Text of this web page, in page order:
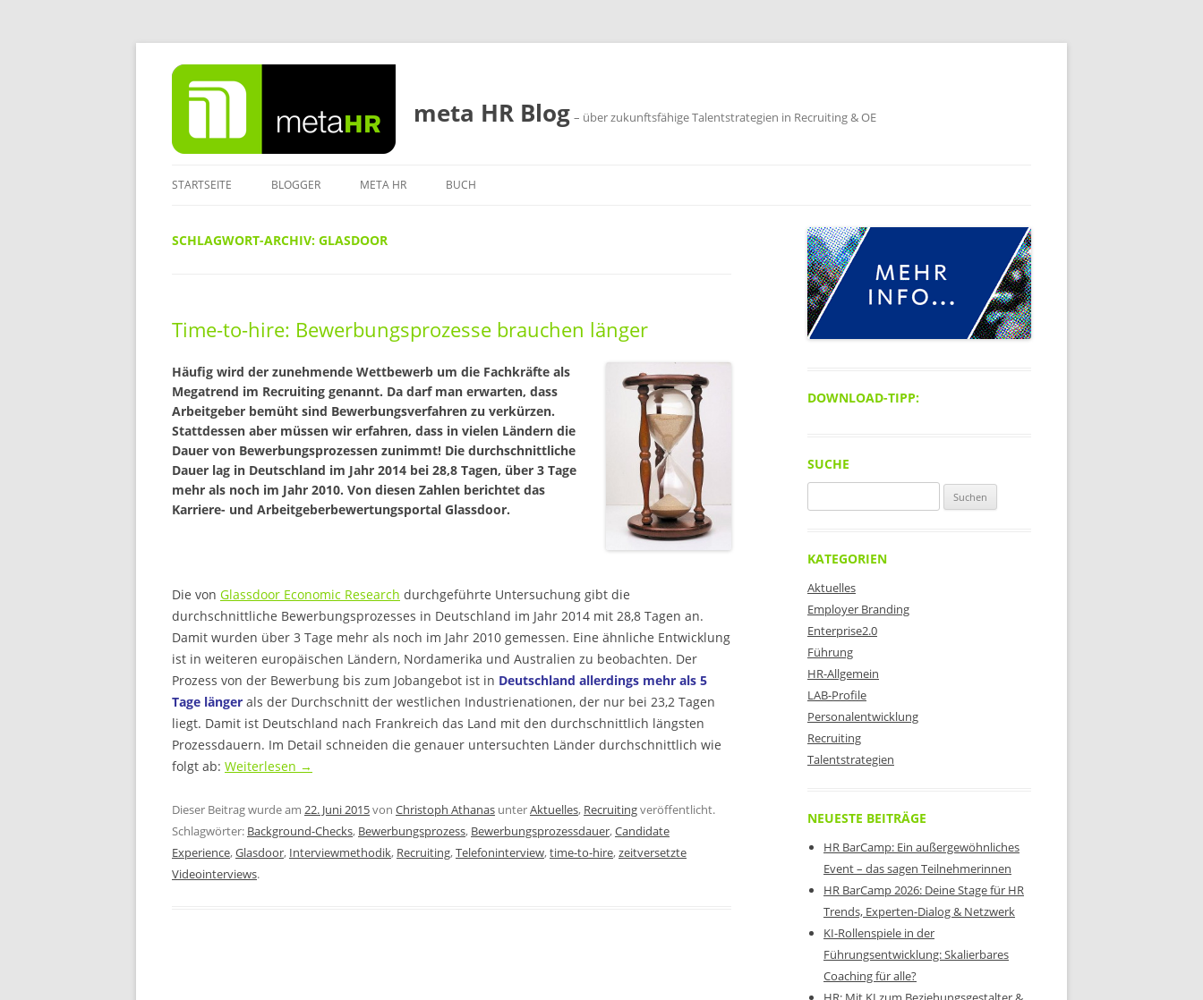
Zum
Inhalt
springen
meta HR Blog – über zukunftsfähige Talentstrategien in Recruiting & OE
STARTSEITE BLOGGER META HR BUCH
SCHLAGWORT-ARCHIV: GLASDOOR
Time-to-hire: Bewerbungsprozesse brauchen länger
Häufig wird der zunehmende Wettbewerb um die Fachkräfte als
Megatrend im Recruiting genannt. Da darf man erwarten, dass
Arbeitgeber bemüht sind Bewerbungsverfahren zu verkürzen.
Stattdessen aber müssen wir erfahren, dass in vielen Ländern die
Dauer von Bewerbungsprozessen zunimmt! Die durchschnittliche
Dauer lag in Deutschland im Jahr 2014 bei 28,8 Tagen, über 3 Tage
mehr als noch im Jahr 2010. Von diesen Zahlen berichtet das
Karriere- und Arbeitgeberbewertungsportal Glassdoor.
Die von Glassdoor Economic Research durchgeführte Untersuchung gibt die
durchschnittliche Bewerbungsprozesses in Deutschland im Jahr 2014 mit 28,8 Tagen an.
Damit wurden über 3 Tage mehr als noch im Jahr 2010 gemessen. Eine ähnliche Entwicklung
ist in weiteren europäischen Ländern, Nordamerika und Australien zu beobachten. Der
Prozess von der Bewerbung bis zum Jobangebot ist in Deutschland allerdings mehr als 5
Tage länger als der Durchschnitt der westlichen Industrienationen, der nur bei 23,2 Tagen
liegt. Damit ist Deutschland nach Frankreich das Land mit den durchschnittlich längsten
Prozessdauern. Im Detail schneiden die genauer untersuchten Länder durchschnittlich wie
folgt ab: Weiterlesen →
Dieser Beitrag wurde am 22. Juni 2015von Christoph Athanas unterAktuelles, Recruitingveröffentlicht.
Schlagwörter: Background-Checks, Bewerbungsprozess, Bewerbungsprozessdauer,Candidate
Experience,Glasdoor, Interviewmethodik, Recruiting,Telefoninterview,time-to-hire,zeitversetzte
Videointerviews.
DOWNLOAD-TIPP:
SUCHE
nach:
KATEGORIEN
Aktuelles
Employer Branding
Enterprise2.0
Führung
HR-Allgemein
LAB-Profile
Personalentwicklung
Recruiting
Talentstrategien
NEUESTE BEITRÄGE
HR BarCamp: Ein außergewöhnliches
Event – das sagen Teilnehmerinnen
HR BarCamp 2026: Deine Stage für HR
Trends, Experten-Dialog & Netzwerk
KI-Rollenspiele in der
Führungsentwicklung: Skalierbares
Coaching für alle?